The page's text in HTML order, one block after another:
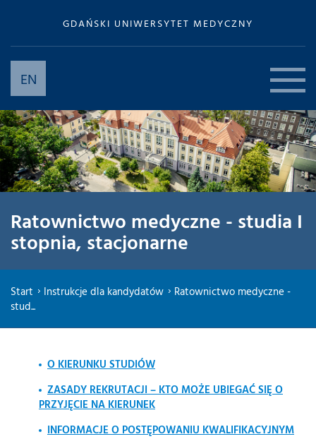
GDAŃSKI UNIWERSYTET MEDYCZNY
EN
Ratownictwo medyczne - studia I
stopnia, stacjonarne
Start Instrukcje dla kandydatów
Ratownictwo medyczne -
stud...
O KIERUNKU STUDIÓW
ZASADY REKRUTACJI – KTO MOŻE UBIEGAĆ SIĘ O
PRZYJĘCIE NA KIERUNEK
INFORMACJE O POSTĘPOWANIU KWALIFIKACYJNYM